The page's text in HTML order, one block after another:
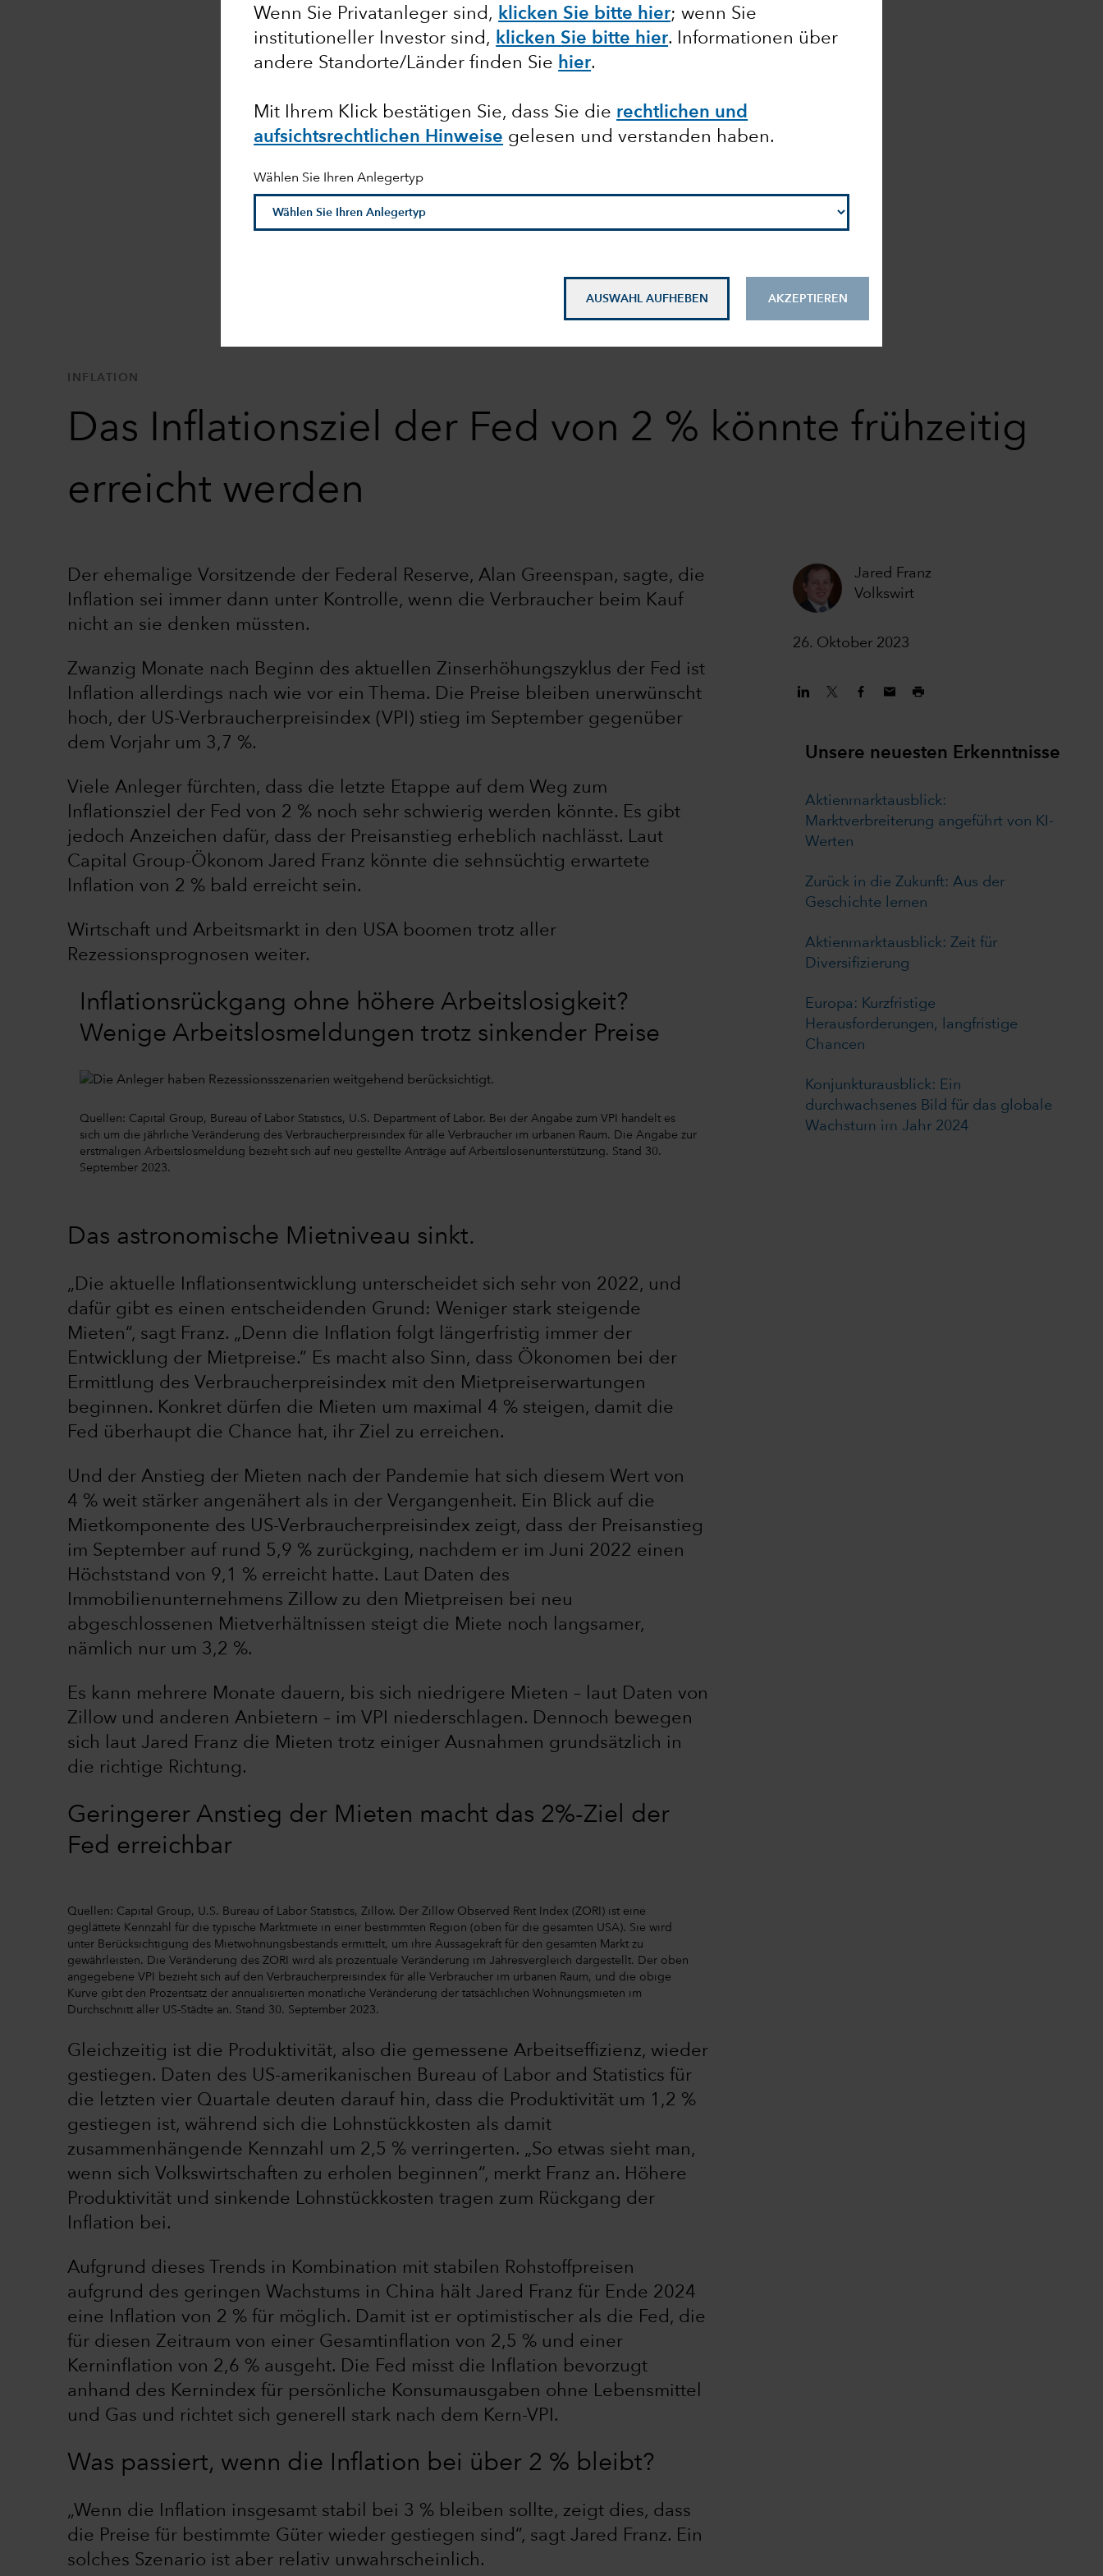
Wenn Sie Privatanleger sind, klicken Sie bitte hier; wenn Sie
institutioneller Investor sind, klicken Sie bitte hier. Informationen über
andere Standorte/Länder finden Sie hier.
Mit Ihrem Klick bestätigen Sie, dass Sie die rechtlichen und
aufsichtsrechtlichen Hinweise gelesen und verstanden haben.
Wählen Sie Ihren Anlegertyp
AUSWAHL AUFHEBEN AKZEPTIEREN
INFLATION
Das Inflationsziel der Fed von 2 % könnte frühzeitig
erreicht werden
Jared Franz
Volkswirt
26. Oktober 2023
Der ehemalige Vorsitzende der Federal Reserve, Alan Greenspan, sagte, die
Inflation sei immer dann unter Kontrolle, wenn die Verbraucher beim Kauf
nicht an sie denken müssten.
Zwanzig Monate nach Beginn des aktuellen Zinserhöhungszyklus der Fed ist
Inflation allerdings nach wie vor ein Thema. Die Preise bleiben unerwünscht
hoch, der US-Verbraucherpreisindex (VPI) stieg im September gegenüber
dem Vorjahr um 3,7 %.
Viele Anleger fürchten, dass die letzte Etappe auf dem Weg zum
Inflationsziel der Fed von 2 % noch sehr schwierig werden könnte. Es gibt
jedoch Anzeichen dafür, dass der Preisanstieg erheblich nachlässt. Laut
Capital Group-Ökonom Jared Franz könnte die sehnsüchtig erwartete
Inflation von 2 % bald erreicht sein.
Wirtschaft und Arbeitsmarkt in den USA boomen trotz aller
Rezessionsprognosen weiter.
Inflationsrückgang ohne höhere Arbeitslosigkeit?
Wenige Arbeitslosmeldungen trotz sinkender Preise
Quellen: Capital Group, Bureau of Labor Statistics, U.S. Department of Labor. Bei der Angabe zum VPI handelt es
sich um die jährliche Veränderung des Verbraucherpreisindex für alle Verbraucher im urbanen Raum. Die Angabe zur
erstmaligen Arbeitslosmeldung bezieht sich auf neu gestellte Anträge auf Arbeitslosenunterstützung. Stand 30.
September 2023.
Das astronomische Mietniveau sinkt.
„Die aktuelle Inflationsentwicklung unterscheidet sich sehr von 2022, und
dafür gibt es einen entscheidenden Grund: Weniger stark steigende
Mieten“, sagt Franz. „Denn die Inflation folgt längerfristig immer der
Entwicklung der Mietpreise.“ Es macht also Sinn, dass Ökonomen bei der
Ermittlung des Verbraucherpreisindex mit den Mietpreiserwartungen
beginnen. Konkret dürfen die Mieten um maximal 4 % steigen, damit die
Fed überhaupt die Chance hat, ihr Ziel zu erreichen.
Und der Anstieg der Mieten nach der Pandemie hat sich diesem Wert von
4 % weit stärker angenähert als in der Vergangenheit. Ein Blick auf die
Mietkomponente des US-Verbraucherpreisindex zeigt, dass der Preisanstieg
im September auf rund 5,9 % zurückging, nachdem er im Juni 2022 einen
Höchststand von 9,1 % erreicht hatte. Laut Daten des
Immobilienunternehmens Zillow zu den Mietpreisen bei neu
abgeschlossenen Mietverhältnissen steigt die Miete noch langsamer,
nämlich nur um 3,2 %.
Es kann mehrere Monate dauern, bis sich niedrigere Mieten – laut Daten von
Zillow und anderen Anbietern – im VPI niederschlagen. Dennoch bewegen
sich laut Jared Franz die Mieten trotz einiger Ausnahmen grundsätzlich in
die richtige Richtung.
Geringerer Anstieg der Mieten macht das 2%-Ziel der
Fed erreichbar
Quellen: Capital Group, U.S. Bureau of Labor Statistics, Zillow. Der Zillow Observed Rent Index (ZORI) ist eine
geglättete Kennzahl für die typische Marktmiete in einer bestimmten Region (oben für die gesamten USA). Sie wird
unter Berücksichtigung des Mietwohnungsbestands ermittelt, um ihre Aussagekraft für den gesamten Markt zu
gewährleisten. Die Veränderung des ZORI wird als prozentuale Veränderung im Jahresvergleich dargestellt. Der oben
angegebene VPI bezieht sich auf den Verbraucherpreisindex für alle Verbraucher im urbanen Raum, und die obige
Kurve gibt den Prozentsatz der annualisierten monatliche Veränderung der tatsächlichen Wohnungsmieten im
Durchschnitt aller US-Städte an. Stand 30. September 2023.
Gleichzeitig ist die Produktivität, also die gemessene Arbeitseffizienz, wieder
gestiegen. Daten des US-amerikanischen Bureau of Labor and Statistics für
die letzten vier Quartale deuten darauf hin, dass die Produktivität um 1,2 %
gestiegen ist, während sich die Lohnstückkosten als damit
zusammenhängende Kennzahl um 2,5 % verringerten. „So etwas sieht man,
wenn sich Volkswirtschaften zu erholen beginnen“, merkt Franz an. Höhere
Produktivität und sinkende Lohnstückkosten tragen zum Rückgang der
Inflation bei.
Aufgrund dieses Trends in Kombination mit stabilen Rohstoffpreisen
aufgrund des geringen Wachstums in China hält Jared Franz für Ende 2024
eine Inflation von 2 % für möglich. Damit ist er optimistischer als die Fed, die
für diesen Zeitraum von einer Gesamtinflation von 2,5 % und einer
Kerninflation von 2,6 % ausgeht. Die Fed misst die Inflation bevorzugt
anhand des Kernindex für persönliche Konsumausgaben ohne Lebensmittel
und Gas und richtet sich generell stark nach dem Kern-VPI.
Was passiert, wenn die Inflation bei über 2 % bleibt?
„Wenn die Inflation insgesamt stabil bei 3 % bleiben sollte, zeigt dies, dass
die Preise für bestimmte Güter wieder gestiegen sind“, sagt Jared Franz. Ein
solches Szenario ist aber relativ unwahrscheinlich.
Unsere neuesten Erkenntnisse
Aktienmarktausblick:
Marktverbreiterung angeführt von KI-
Werten
Zurück in die Zukunft: Aus der
Geschichte lernen
Aktienmarktausblick: Zeit für
Diversifizierung
Europa: Kurzfristige
Herausforderungen, langfristige
Chancen
Konjunkturausblick: Ein
durchwachsenes Bild für das globale
Wachstum im Jahr 2024